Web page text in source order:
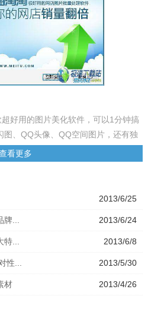
好用的图片美化软件，可以1分钟搞
图、QQ头像、QQ空间图片，还有独
且完全免费哦！赶快下载安装吧！
格式图片
节粗细及颜色
销素材
看更多
2013/6/25
2013/6/24
...
2013/6/8
...
2013/5/30
性...
2013/4/26
材